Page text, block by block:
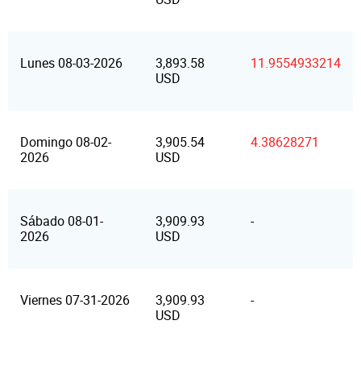
Lunes 08-03-2026
3,893.58
USD
11.9554933214
Domingo 08-02-
2026
3,905.54
USD
4.38628271
Sábado 08-01-
2026
3,909.93
USD
-
Viernes 07-31-2026
3,909.93
USD
-